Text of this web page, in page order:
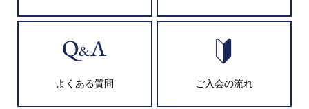
よくある質問 ご入会の流れ